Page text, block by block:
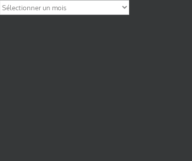
Archives